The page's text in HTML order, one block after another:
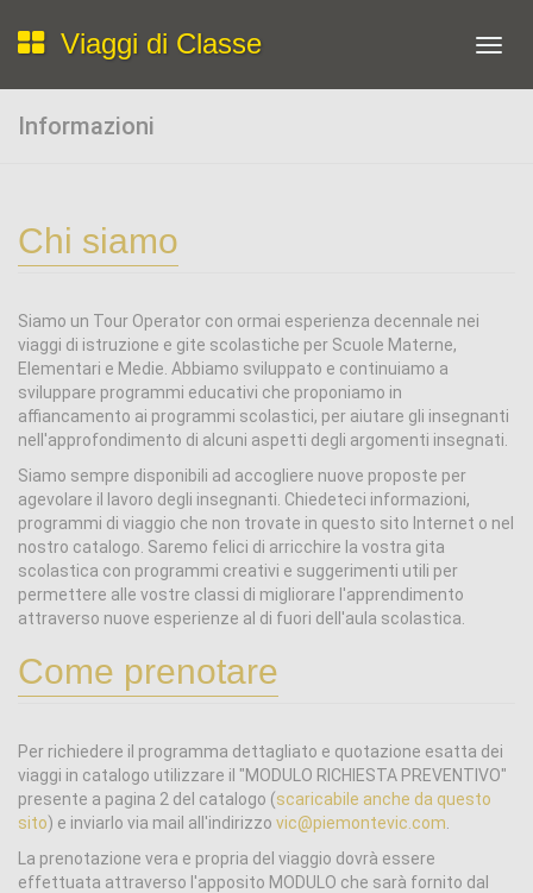
Viaggi di Classe
Informazioni
Chi siamo
Siamo un Tour Operator con ormai esperienza decennale nei
viaggi di istruzione e gite scolastiche per Scuole Materne,
Elementari e Medie. Abbiamo sviluppato e continuiamo a
sviluppare programmi educativi che proponiamo in
affiancamento ai programmi scolastici, per aiutare gli insegnanti
nell'approfondimento di alcuni aspetti degli argomenti insegnati.
Siamo sempre disponibili ad accogliere nuove proposte per
agevolare il lavoro degli insegnanti. Chiedeteci informazioni,
programmi di viaggio che non trovate in questo sito Internet o nel
nostro catalogo. Saremo felici di arricchire la vostra gita
scolastica con programmi creativi e suggerimenti utili per
permettere alle vostre classi di migliorare l'apprendimento
attraverso nuove esperienze al di fuori dell'aula scolastica.
Come prenotare
Per richiedere il programma dettagliato e quotazione esatta dei
viaggi in catalogo utilizzare il "MODULO RICHIESTA PREVENTIVO"
presente a pagina 2 del catalogo (scaricabile anche da questo
sito) e inviarlo via mail all'indirizzo vic@piemontevic.com
La prenotazione vera e propria del viaggio dovrà essere
effettuata attraverso l'apposito MODULO che sarà fornito dal